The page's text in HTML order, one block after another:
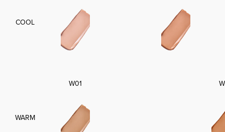
COOL
WARM
W01